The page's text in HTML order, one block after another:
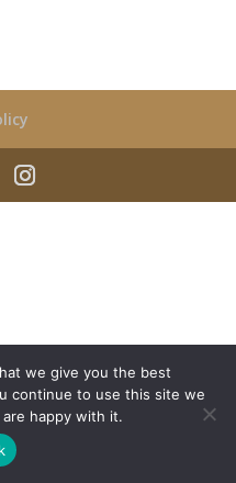
we give you the best
continue to use this site we
happy with it.